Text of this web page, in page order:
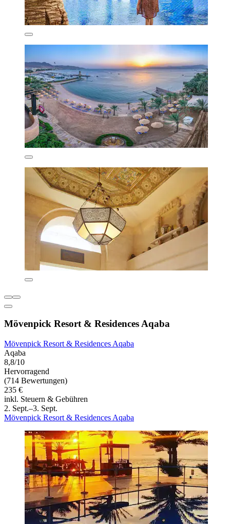
Mövenpick Resort & Residences Aqaba
Mövenpick Resort & Residences Aqaba
Aqaba
8,8/10
Hervorragend
(714 Bewertungen)
235 €
inkl. Steuern & Gebühren
2. Sept.–3. Sept.
Mövenpick Resort & Residences Aqaba